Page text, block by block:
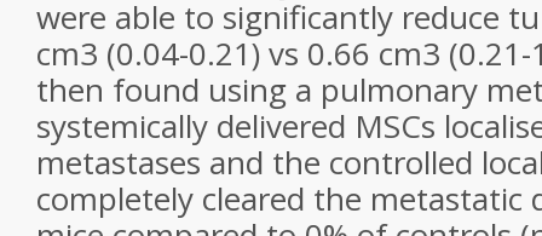
were able to significantly reduce
cm3 (0.04-0.21) vs 0.66 cm3 (0.21-
then found using a pulmonary
systemically delivered MSCs
metastases and the controlled
completely cleared the metastatic